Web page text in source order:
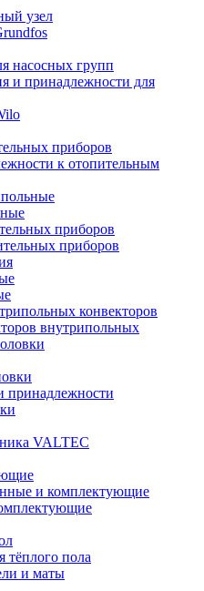
узел
насосных групп
и принадлежности для
приборов
к отопительным
приборов
приборов
конвекторов
внутрипольных
принадлежности
VALTEC
и комплектующие
пола
и маты